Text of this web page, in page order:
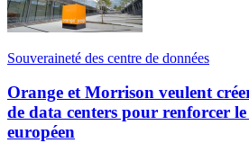
Souveraineté des centre de données
Orange et Morrison veulent
de data centers pour renforcer
européen